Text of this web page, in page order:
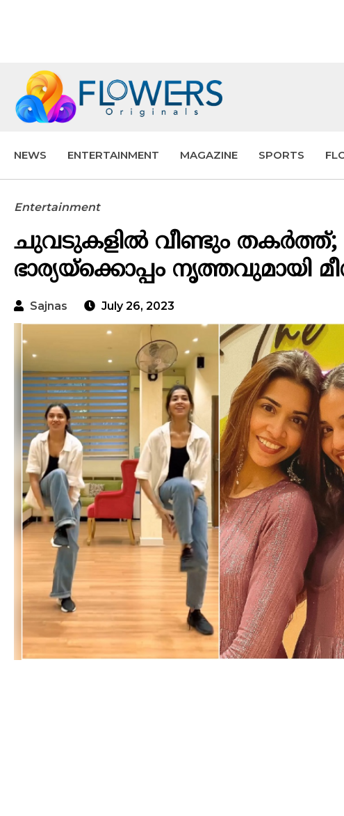
NEWS ENTERTAINMENT MAGAZINE SPORTS
Entertainment
ചുവടുകളിൽ വീണ്ടും
ഭാര്യയ്ക്കൊപ്പം നൃത്തവുമായി
Sajnas July 26, 2023